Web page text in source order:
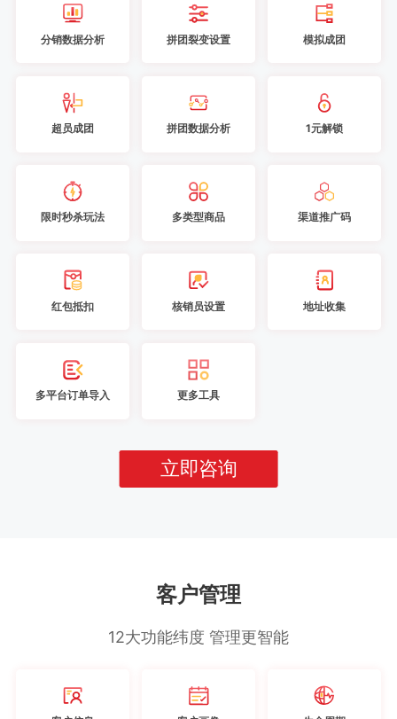
分销数据分析 拼团裂变设置 模拟成团
超员成团 拼团数据分析 1元解锁
限时秒杀玩法 多类型商品 渠道推广码
红包抵扣 核销员设置 地址收集
多平台订单导入 更多工具
立即咨询
客户管理
12大功能纬度 管理更智能